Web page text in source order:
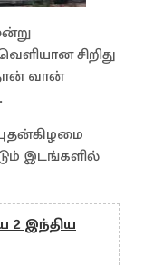
சிறிது
வான்
இடங்களில்
2 இந்திய